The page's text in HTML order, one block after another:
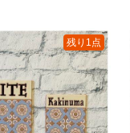
残り1点